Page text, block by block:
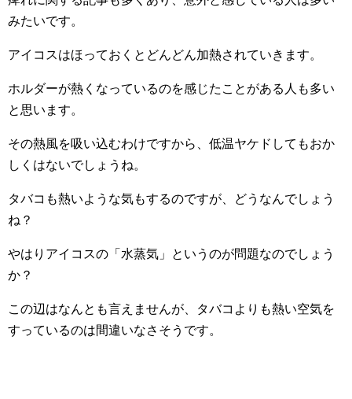
みたいです。
アイコスはほっておくとどんどん加熱されていきます。
ホルダーが熱くなっているのを感じたことがある人も多い
と思います。
その熱風を吸い込むわけですから、低温ヤケドしてもおか
しくはないでしょうね。
タバコも熱いような気もするのですが、どうなんでしょう
ね？
やはりアイコスの「水蒸気」というのが問題なのでしょう
か？
この辺はなんとも言えませんが、タバコよりも熱い空気を
すっているのは間違いなさそうです。